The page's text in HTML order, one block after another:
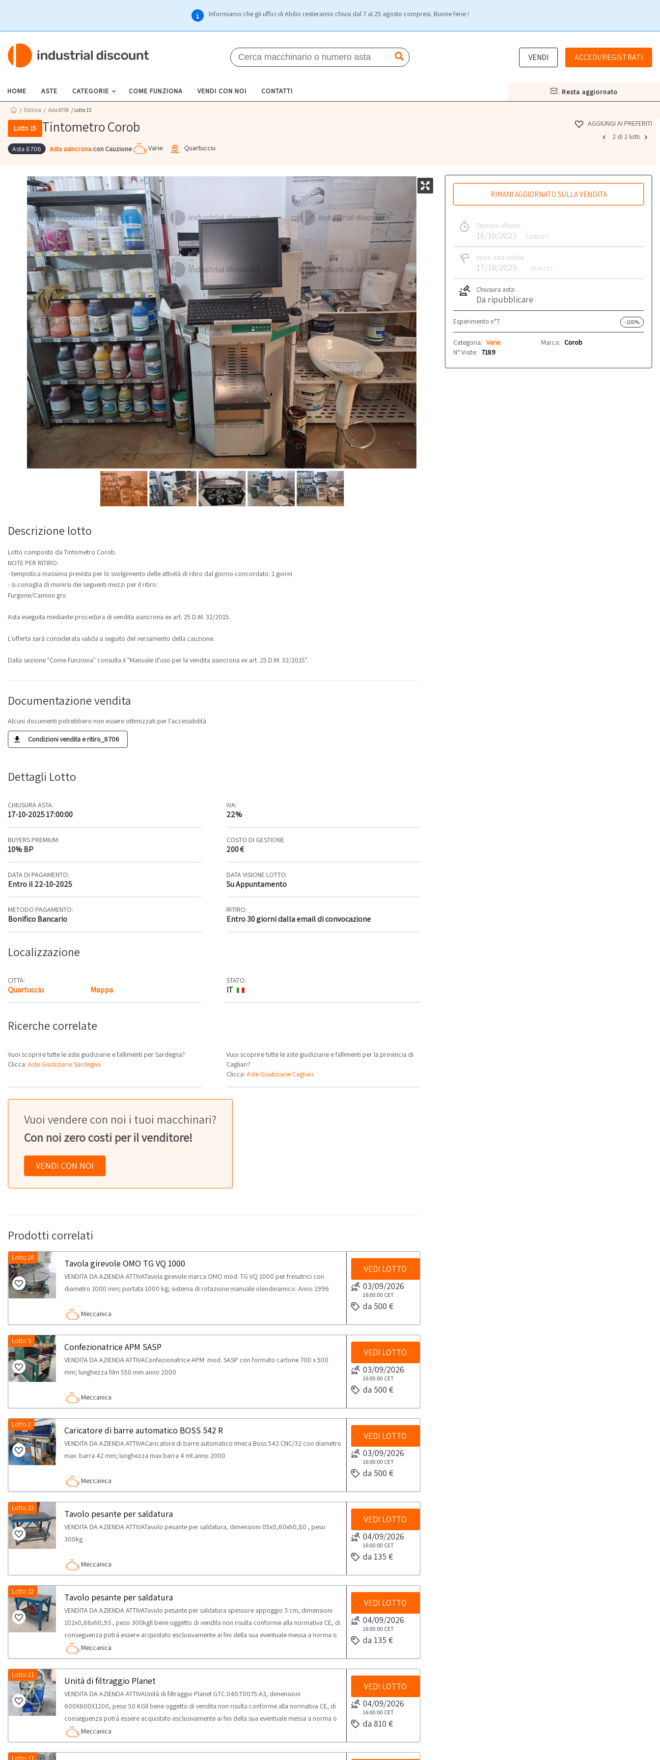
Informiamo che gli uffici di Abilio resteranno chiusi dal 7 al 25 agosto compresi. Buone ferie !
VENDI ACCEDI/REGISTRATI
HOME ASTE CATEGORIE COME FUNZIONA VENDI CON NOI CONTATTI resta aggiornato
/ Edilizia / Asta 8706 / Lotto 15
Lotto 15 Tintometro Corob
Asta 8706 Asta asincrona con Cauzione Varie Quartucciu
AGGIUNGI AI PREFERITI
2 di 2 lotti
RIMANI AGGIORNATO SULLA VENDITA
Termine offerte:
16/10/2025 12:00CET
Inizio asta online:
17/10/2025 15:00CET
Chiusura asta:
Da ripubblicare
Esperimento n°7 -100%
Categoria: Varie Marca: Corob
N° Visite: 7189
Descrizione lotto
Lotto composto da Tintometro Corob.
NOTE PER RITIRO:
- tempistica massima prevista per lo svolgimento delle attività di ritiro dal giorno concordato: 1 giorni
- si consiglia di munirsi dei seguenti mezzi per il ritiro:
Furgone/Camion gru
Asta eseguita mediante procedura di vendita asincrona ex art. 25 D.M. 32/2015.
L'offerta sarà considerata valida a seguito del versamento della cauzione.
Dalla sezione "Come Funziona" consulta il "Manuale d'uso per la vendita asincrona ex art. 25 D.M. 32/2015".
Documentazione vendita
Alcuni documenti potrebbero non essere ottimizzati per l'accessibilità
Condizioni vendita e ritiro_8706
Dettagli Lotto
CHIUSURA ASTA:
17-10-2025 17:00:00
IVA:
22%
BUYERS PREMIUM:
10% BP
COSTO DI GESTIONE
200 €
DATA DI PAGAMENTO:
Entro il 22-10-2025
DATA VISIONE LOTTO:
Su Appuntamento
METODO PAGAMENTO:
Bonifico Bancario
RITIRO:
Entro 30 giorni dalla email di convocazione
Localizzazione
CITTÀ:
Quartucciu Mappa
STATO:
IT
Ricerche correlate
Vuoi scoprire tutte le aste giudiziarie e fallimenti per Sardegna?
Clicca: Aste Giudiziarie Sardegna
Vuoi scoprire tutte le aste giudiziarie e fallimenti per la provincia di
Cagliari?
Clicca:Aste Giudiziarie Cagliari
Vuoi vendere con noi i tuoi macchinari?
Con noi zero costi per il venditore!
VENDI CON NOI
Prodotti correlati
Lotto 26
Tavola girevole OMO TG VQ 1000
VENDITA DA AZIENDA ATTIVATavola girevole marca OMO mod. TG VQ 1000 per fresatrici con
diametro 1000 mm; portata 1000 kg; sistema di rotazione manuale oleodinamico. Anno 1996
Meccanica
VEDI LOTTO
03/09/2026
16:00:00 CET
da 500 €
Lotto 5
Confezionatrice APM SASP
VENDITA DA AZIENDA ATTIVAConfezionatrice APM mod. SASP con formato cartone 700 x 500
mm; lunghezza film 550 mm.anno 2000
Meccanica
VEDI LOTTO
03/09/2026
16:00:00 CET
da 500 €
Lotto 2
Caricatore di barre automatico BOSS 542 R
VENDITA DA AZIENDA ATTIVACaricatore di barre automatico Imeca Boss 542 CNC/32 con diametro
max. barra 42 mm; lunghezza max barra 4 mt.anno 2000
Meccanica
VEDI LOTTO
03/09/2026
16:00:00 CET
da 500 €
Lotto 23
Tavolo pesante per saldatura
VENDITA DA AZIENDA ATTIVATavolo pesante per saldatura, dimensioni 05x0,60xh0,80 , peso
300kg
Meccanica
VEDI LOTTO
04/09/2026
16:00:00 CET
da 135 €
Lotto 22
Tavolo pesante per saldatura
VENDITA DA AZIENDA ATTIVATavolo pesante per saldatura spessore appoggio 3 cm, dimensioni
102x0,68xh0,93 , peso 300kgIl bene oggetto di vendita non risulta conforme alla normativa CE, di
conseguenza potrà essere acquistato esclusivamente ai fini della sua eventuale messa a norma o
destinato all'utilizzo come parti di ricambio; saranno ammessi a partecipare all’asta
esclusivamente soggetti giuridici dotati di p.iva e qualificabili come Professionisti (che acquistano i
beni solo per uso professionale e non per uso privato) ai sensi del d.lgs. 206/2005. Nello specifico
la vendita è rivolta esclusivamente a soggetti riparatori e produttori di settore relativamente alla
categoria merceologica in vendita.
Meccanica
VEDI LOTTO
04/09/2026
16:00:00 CET
da 135 €
Lotto 21
Unità di filtraggio Planet
VENDITA DA AZIENDA ATTIVAUnità di filtraggio Planet GTC.040.T0075.A3, dimensioni
600X600X1200, peso 50 KGIl bene oggetto di vendita non risulta conforme alla normativa CE, di
conseguenza potrà essere acquistato esclusivamente ai fini della sua eventuale messa a norma o
destinato all'utilizzo come parti di ricambio; saranno ammessi a partecipare all’asta
esclusivamente soggetti giuridici dotati di p.iva e qualificabili come Professionisti (che acquistano i
beni solo per uso professionale e non per uso privato) ai sensi del d.lgs. 206/2005. Nello specifico
Meccanica
VEDI LOTTO
04/09/2026
16:00:00 CET
da 810 €
Lotto 11